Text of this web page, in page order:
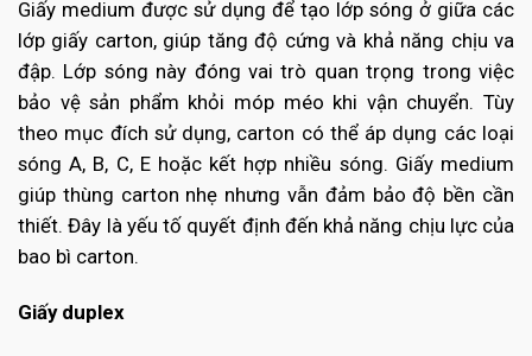
Giấy medium được sử dụng để tạo lớp sóng ở giữa các
lớp giấy carton, giúp tăng độ cứng và khả năng chịu va
đập. Lớp sóng này đóng vai trò quan trọng trong việc
bảo vệ sản phẩm khỏi móp méo khi vận chuyển. Tùy
theo mục đích sử dụng, carton có thể áp dụng các loại
sóng A, B, C, E hoặc kết hợp nhiều sóng. Giấy medium
giúp thùng carton nhẹ nhưng vẫn đảm bảo độ bền cần
thiết. Đây là yếu tố quyết định đến khả năng chịu lực của
bao bì carton.
Giấy duplex